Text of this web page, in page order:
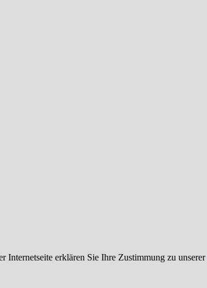
erklären Sie Ihre Zustimmung zu unserer